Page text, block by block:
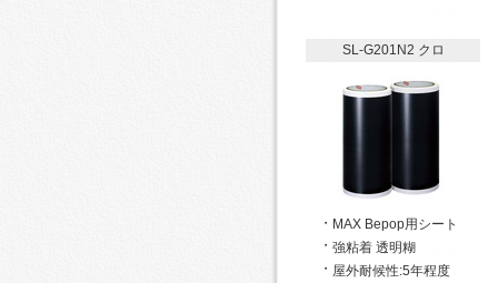
SL-G201N2 クロ
MAX Bepop用シート
強粘着 透明糊
屋外耐候性:5年程度